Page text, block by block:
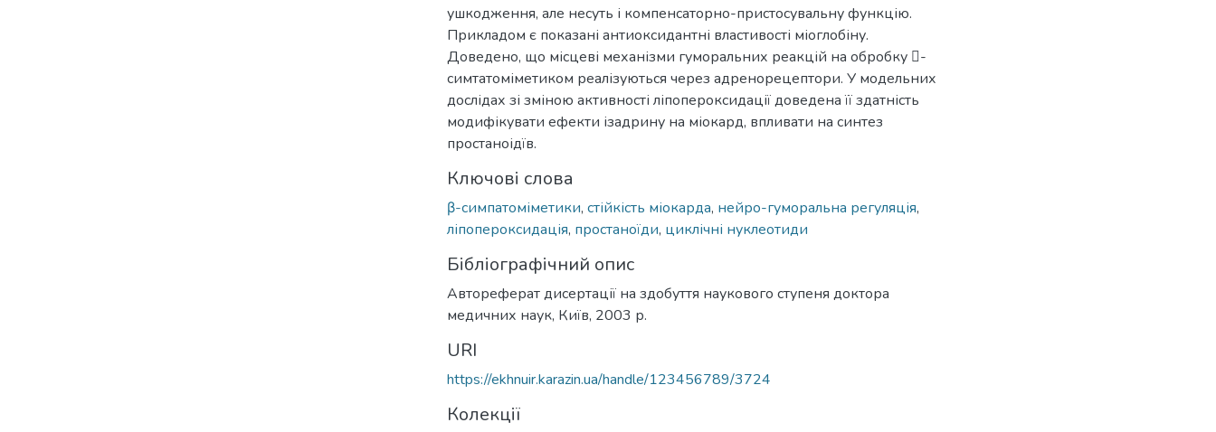
ушкодження, але несуть і компенсаторно-пристосувальну функцію.
Прикладом є показані антиоксидантні властивості міоглобіну.
Доведено, що місцеві механізми гуморальних реакцій на обробку -
симтатоміметиком реалізуються через адренорецептори. У модельних
дослідах зі зміною активності ліпопероксидації доведена її здатність
модифікувати ефекти ізадрину на міокард, впливати на синтез
простаноідїв.
Ключові слова
β-симпатоміметики, стійкість міокарда, нейро-гуморальна регуляція,
ліпопероксидація, простаноїди, циклічні нуклеотиди
Бібліографічний опис
Автореферат дисертації на здобуття наукового ступеня доктора
медичних наук, Київ, 2003 р.
URI
https://ekhnuir.karazin.ua/handle/123456789/3724
Колекції